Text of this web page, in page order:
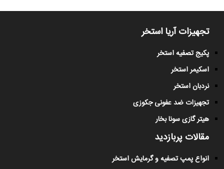
تجهیزات آریا استخر
پکیج تصفیه استخر
اسکیمر استخر
نردبان استخر
تجهیزات ضد عفونی جکوزی
هیتر گازی سونا بخار
مقالات پربازدید
انواع پمپ تصفیه و گرمایش استخر